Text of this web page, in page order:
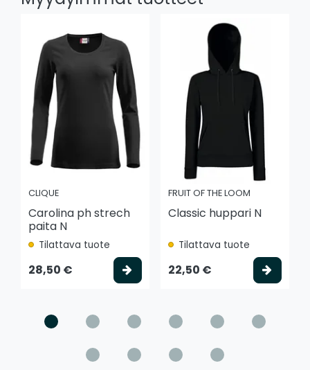
CLIQUE
Carolina ph strech
paita N
Tilattava tuote
28,50 € Valitse vaihtoehto
FRUIT OF THE LOOM
Classic huppari N
Tilattava tuote
22,50 €